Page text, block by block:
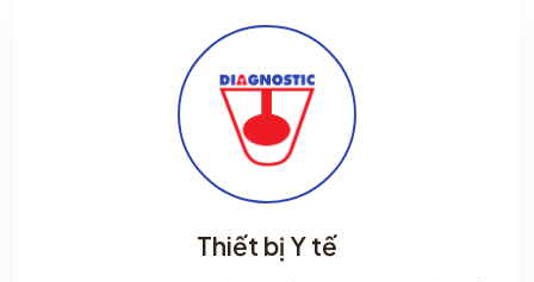
Thiết bị Y tế